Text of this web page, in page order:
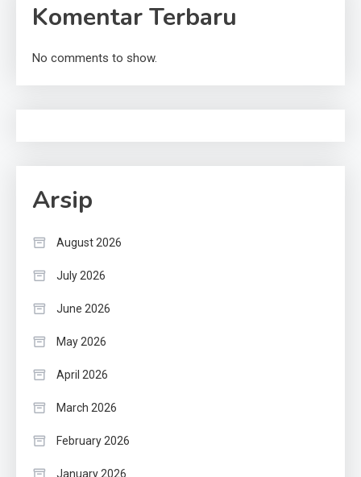
Komentar Terbaru
No comments to show.
Arsip
August 2026
July 2026
June 2026
May 2026
April 2026
March 2026
February 2026
January 2026